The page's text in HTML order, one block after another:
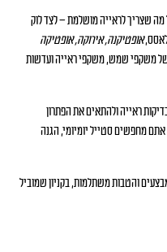
מה שצריך לראייה מושלמת – לצד לוק
אופטיקנה, אירוקה, אופטיקה
של משקפי שמש, משקפי ראייה ועדשות
ראייה ולהתאים את הפתרון
אתם מחפשים סטייל יומיומי, הגנה
והטבות משתלמות, בקניון שמוביל